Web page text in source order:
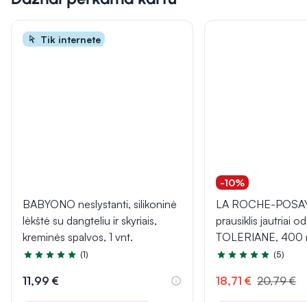
Tik internete
BABYONO neslystanti, silikoninė
lėkštė su dangteliu ir skyriais,
kreminės spalvos, 1 vnt.
Įvertinimas 5.0 iš 5
(1)
11,99 €
-10%
LA ROCHE-
prausiklis jautriai
TOLERIANE, 400
Įvertinimas 5.0 iš 5
(5)
18,71 € 20,79 €